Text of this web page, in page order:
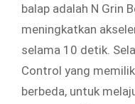
balap adalah N Grin
meningkatkan
selama 10 detik.
Control yang
berbeda, untuk